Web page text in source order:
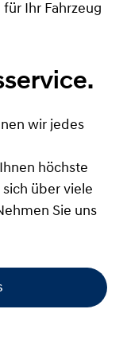
Ihr Fahrzeug
wir jedes
höchste
über viele
Sie uns